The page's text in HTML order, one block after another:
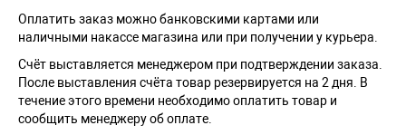
Оплатить заказ можно банковскими картами или
наличными накассе магазина или при получении у курьера.
Cчёт выставляется менеджером при подтверждении заказа.
После выставления счёта товар резервируется на 2 дня. В
течение этого времени необходимо оплатить товар и
сообщить менеджеру об оплате.